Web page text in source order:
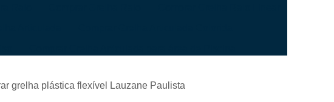
Comprar Grelha Articulada para Piscina
grelha plástica flexível Lauzane Paulista